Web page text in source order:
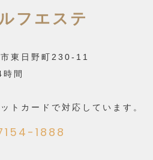
フエステ
東日野町230-11
間
トカードで対応しています。
1888